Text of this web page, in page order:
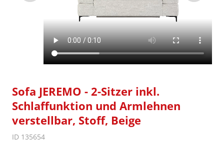
Sofa JEREMO - 2-Sitzer inkl.
Schlaffunktion und Armlehnen
verstellbar, Stoff, Beige
ID 135654